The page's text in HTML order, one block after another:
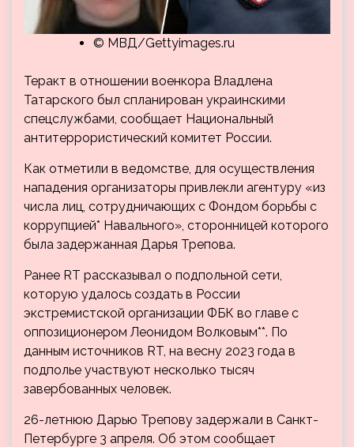
© МВД/Gettyimages.ru
Теракт в отношении военкора Владлена
Татарского был спланирован украинскими
спецслужбами, сообщает Национальный
антитеррористический комитет России.
Как отметили в ведомстве, для осуществления
нападения организаторы привлекли агентуру «из
числа лиц, сотрудничающих с Фондом борьбы с
коррупцией* Навального», сторонницей которого
была задержанная Дарья Трепова.
Ранее RT рассказывал о подпольной сети,
которую удалось создать в России
экстремистской организации ФБК во главе с
оппозиционером Леонидом Волковым**. По
данным источников RT, на весну 2023 года в
подполье участвуют несколько тысяч
завербованных человек.
26-летнюю Дарью Трепову задержали в Санкт-
Петербурге 3 апреля. Об этом сообщает